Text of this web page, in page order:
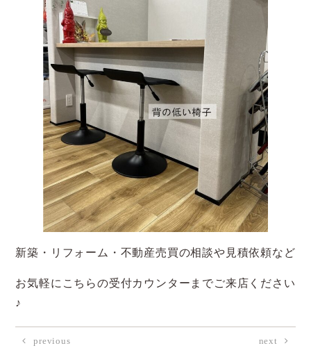
新築・リフォーム・不動産売買の相談や見積依頼など
お気軽にこちらの受付カウンターまでご来店ください
♪
previous next